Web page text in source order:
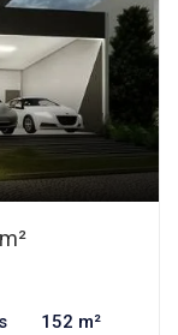
152 m²